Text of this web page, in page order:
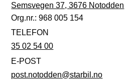
Semsvegen 37, 3676 Notodden
Org.nr.: 968 005 154
TELEFON
35 02 54 00
E-POST
post.notodden@starbil.no